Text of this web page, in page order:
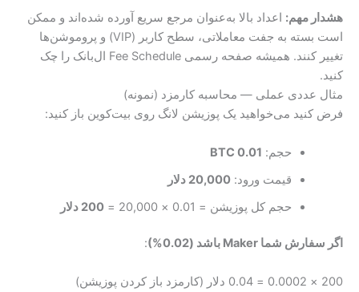
هشدار مهم: اعداد بالا به‌عنوان مرجع سریع آورده شده‌اند و ممکن
است بسته به جفت معاملاتی، سطح کاربر (VIP) و پروموشن‌ها
تغییر کنند. همیشه صفحه رسمی Fee Schedule ال‌بانک را چک
کنید.
مثال عددی عملی — محاسبه کارمزد (نمونه)
فرض کنید می‌خواهید یک پوزیشن لانگ روی بیت‌کوین باز کنید:
حجم: 0.01 BTC
قیمت ورود: 20,000 دلار
حجم کل پوزیشن = 0.01 × 20,000 =
200 دلار
اگر سفارش شما Maker باشد (0.02%) :
200 × 0.0002 = 0.04 دلار (کارمزد باز کردن پوزیشن)